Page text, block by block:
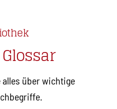
über wichtige